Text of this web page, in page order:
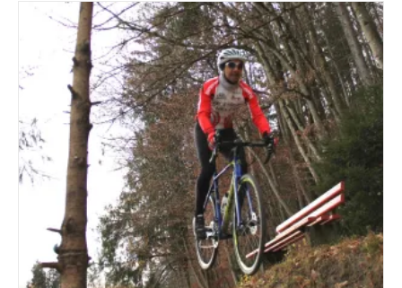
–
Zusatzdisplay
Für
Garmin
Geräte
–
Erster
Eindruck